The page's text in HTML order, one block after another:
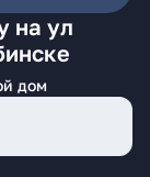
на ул
дом